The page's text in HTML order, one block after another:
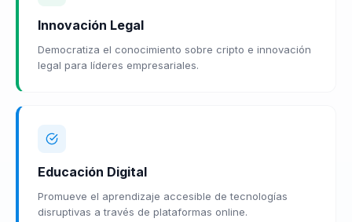
Innovación Legal
Democratiza el conocimiento sobre cripto e innovación
legal para líderes empresariales.
Educación Digital
Promueve el aprendizaje accesible de tecnologías
disruptivas a través de plataformas online.